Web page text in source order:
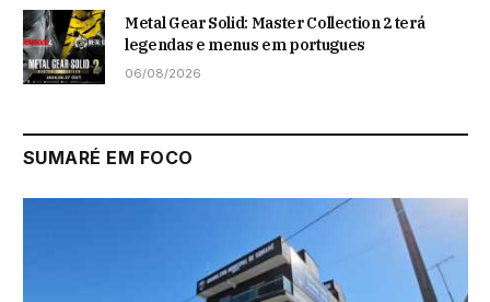
Metal Gear Solid: Master Collection 2 terá
legendas e menus em portugues
06/08/2026
SUMARÉ EM FOCO